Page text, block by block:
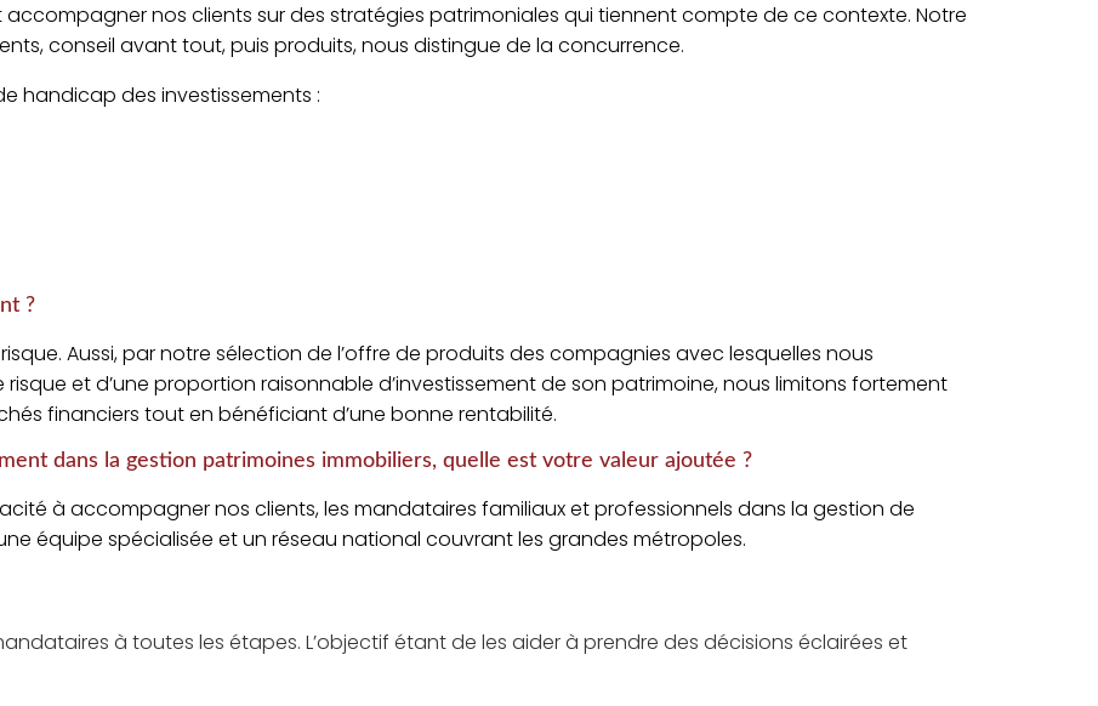
nos clients sur des stratégies patrimoniales qui tiennent compte de ce contexte. Notre
conseil avant tout, puis produits, nous distingue de la concurrence.
handicap des investissements :
?
Aussi, par notre sélection de l’offre de produits des compagnies avec lesquelles nous
et d’une proportion raisonnable d’investissement de son patrimoine, nous limitons fortement
financiers tout en bénéficiant d’une bonne rentabilité.
dans la gestion patrimoines immobiliers, quelle est votre valeur ajoutée ?
à accompagner nos clients, les mandataires familiaux et professionnels dans la gestion de
équipe spécialisée et un réseau national couvrant les grandes métropoles.
à toutes les étapes. L’objectif étant de les aider à prendre des décisions éclairées et